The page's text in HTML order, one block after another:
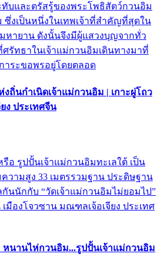
บและตรัสรู้ของพระโพธิสัตว์กวนอิม
ซึ่งเป็นหนึ่งในเทพเจ้าที่สำคัญที่สุดใน
หายาน ดังนั้นจึงมีผู้แสวงบุญจากทั่ว
ศรัทธาในเจ้าแม่กวนอิมเดินทางมาที่
าระขอพรอยู่โดยตลอด
ถิ่นกำเนิดเจ้าแม่กวนอิม | เกาะผู่โถว
ง ประเทศจีน
อ รูปปั้นเจ้าแม่กวนอิมทะเลใต้ เป็น
วามสูง 33 เมตรรวมฐาน ประดิษฐาน
กันนักกับ “วัดเจ้าแม่กวนอิมไม่ยอมไป”
มืองโจวซาน มณฑลเจ้อเจียง ประเทศ
หนานไห่กวนอิม...รูปปั้นเจ้าแม่กวนอิม